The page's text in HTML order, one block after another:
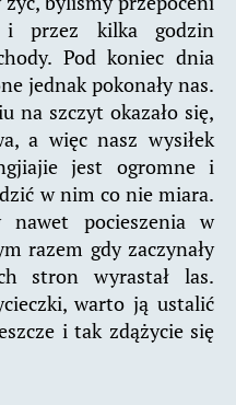
przez kilka godzin
Pod koniec dnia
jednak pokonały nas.
na szczyt okazało się,
a więc nasz wysiłek
jest ogromne i
w nim co nie miara.
pocieszenia w
razem gdy zaczynały
stron wyrastał las.
warto ją ustalić
i tak zdążycie się